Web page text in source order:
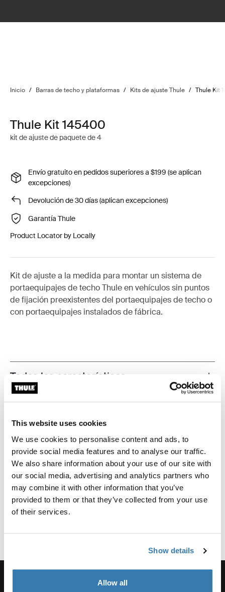
This website uses cookies
We use cookies to personalise content and ads, to
provide social media features and to analyse our traffic.
We also share information about your use of our site with
our social media, advertising and analytics partners who
may combine it with other information that you’ve
provided to them or that they’ve collected from your use
of their services.
Show details
Allow all
Inicio / Barras de techo y plataformas / Kits de ajuste Thule / Thule Kit
Thule Kit 145400
kit de ajuste de paquete de 4
Envío gratuito en pedidos superiores a $199 (se aplican
excepciones)
Devolución de 30 días (aplican excepciones)
Garantía Thule
Product Locator by Locally
Kit de ajuste a la medida para montar un sistema de
portaequipajes de techo Thule en vehículos sin puntos
de fijación preexistentes del portaequipajes de techo o
con portaequipajes instalados de fábrica.
Toggle features
Todas las características
Toggle techspec
Especificaciones técnicas
Instrucciones
Toggle overview
Reseñas